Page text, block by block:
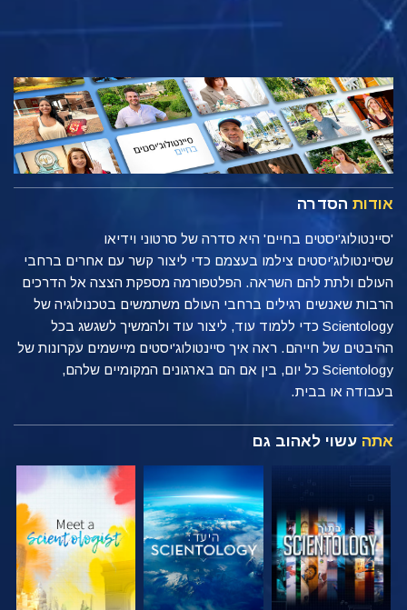
אודות הסדרה
'סיינטולוג'יסטים בחיים' היא סדרה של סרטוני וידיאו
שסיינטולוג'יסטים צילמו בעצמם כדי ליצור קשר עם אחרים ברחבי
העולם ולתת להם השראה. הפלטפורמה מספקת הצצה אל הדרכים
הרבות שאנשים רגילים ברחבי העולם משתמשים בטכנולוגיה של
Scientology כדי ללמוד עוד, ליצור עוד ולהמשיך לשגשג בכל
ההיבטים של חייהם. ראה איך סיינטולוג'יסטים מיישמים עקרונות של
Scientology כל יום, בין אם הם בארגונים המקומיים שלהם,
בעבודה או בבית.
אתה עשוי לאהוב גם